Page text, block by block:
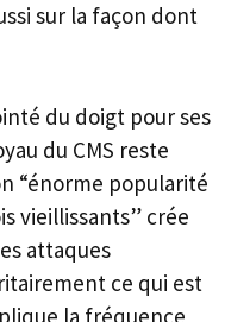
sur la façon dont
du doigt pour ses
du CMS reste
“énorme popularité
vieillissants” crée
attaques
ce qui est
la fréquence